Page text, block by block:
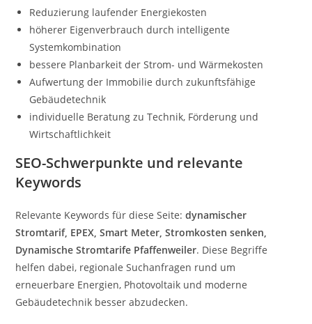
Reduzierung laufender Energiekosten
höherer Eigenverbrauch durch intelligente
Systemkombination
bessere Planbarkeit der Strom- und Wärmekosten
Aufwertung der Immobilie durch zukunftsfähige
Gebäudetechnik
individuelle Beratung zu Technik, Förderung und
Wirtschaftlichkeit
SEO-Schwerpunkte und relevante
Keywords
Relevante Keywords für diese Seite:dynamischer
Stromtarif, EPEX, Smart Meter, Stromkosten senken,
Dynamische Stromtarife Pfaffenweiler. Diese Begriffe
helfen dabei, regionale Suchanfragen rund um
erneuerbare Energien, Photovoltaik und moderne
Gebäudetechnik besser abzudecken.